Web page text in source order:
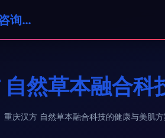
咸阳正心堂健康咨询有限公司
然草本融合科
重庆汉方 自然草本融合科技的健康与美肌方